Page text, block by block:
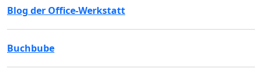
Blog der Office-Werkstatt
Buchbube